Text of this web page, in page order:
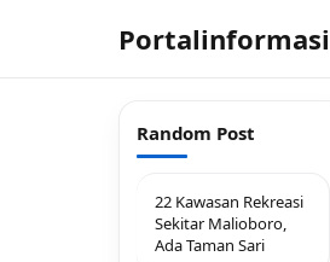
Portalinformasi
Random Post
22 Kawasan Rekreasi
Sekitar Malioboro,
Ada Taman Sari